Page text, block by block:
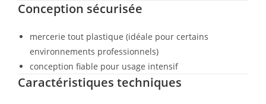
Conception sécurisée
mercerie tout plastique (idéale pour certains
environnements professionnels)
conception fiable pour usage intensif
Caractéristiques techniques